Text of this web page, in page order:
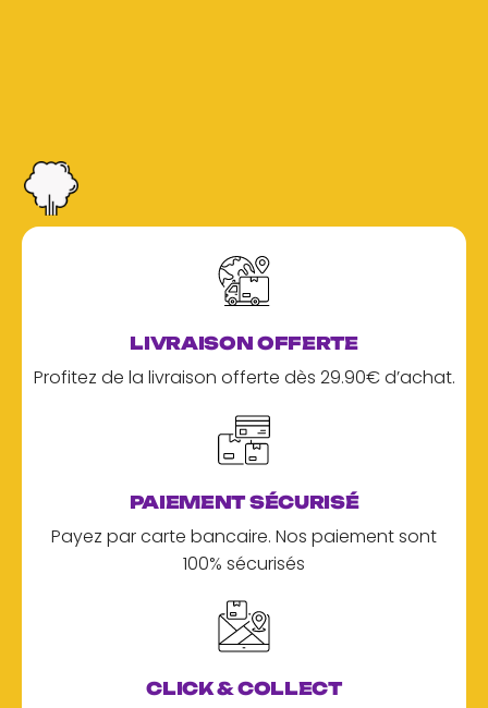
LIVRAISON OFFERTE
Profitez de la livraison offerte dès 29.90€ d’achat.
PAIEMENT SÉCURISÉ
Payez par carte bancaire. Nos paiement sont
100% sécurisés
CLICK & COLLECT